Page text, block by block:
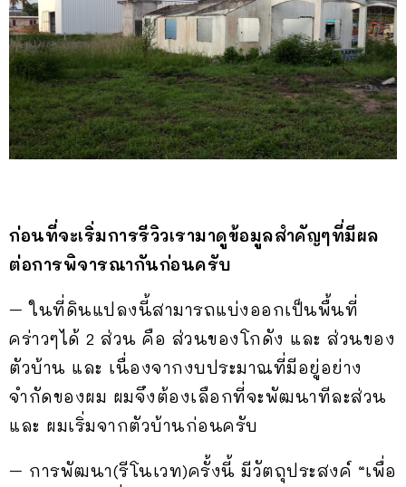
ก่อนที่จะเริ่มการรีวิวเรามาดูข้อมูลสำคัญๆที่มีผล
ต่อการพิจารณากันก่อนครับ
– ในที่ดินแปลงนี้สามารถแบ่งออกเป็นพื้นที่
คร่าวๆได้ 2 ส่วน คือ ส่วนของโกดัง และ ส่วนของ
ตัวบ้าน และ เนื่องจากงบประมาณที่มีอยู่อย่าง
จำกัดของผม ผมจึงต้องเลือกที่จะพัฒนาทีละส่วน
และ ผมเริ่มจากตัวบ้านก่อนครับ
– การพัฒนา(รีโนเวท)ครั้งนี้ มีวัตถุประสงค์ “เพื่อ